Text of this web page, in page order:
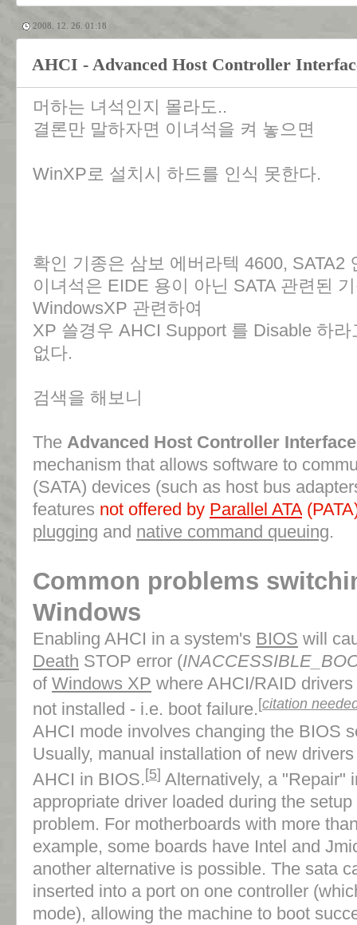
2008. 12. 26. 01:18
AHCI - Advanced Host Controller
머하는 녀석인지 몰라도..
결론만 말하자면 이녀석을 켜 놓으면
WinXP로 설치시 하드를 인식 못한다.
확인 기종은 삼보 에버라텍 4600, SATA2
이녀석은 EIDE 용이 아닌 SATA 관련된
WindowsXP 관련하여
XP 쓸경우 AHCI Support 를 Disable 하
없다.
검색을 해보니
The Advanced Host Controller Interface
mechanism that allows software to
(SATA) devices (such as host bus
features not offered by Parallel ATA
plugging and native command queuing.
Common problems
Windows
Enabling AHCI in a system's BIOS will
Death STOP error (
of Windows XP where AHCI/RAID
not installed - i.e. boot failure. [citation
AHCI mode involves changing the BIOS
Usually, manual installation of new
AHCI in BIOS. [5] Alternatively, a "Repair"
appropriate driver loaded during the
problem. For motherboards with more
example, some boards have Intel and
another alternative is possible. The sata
inserted into a port on one controller
mode), allowing the machine to boot